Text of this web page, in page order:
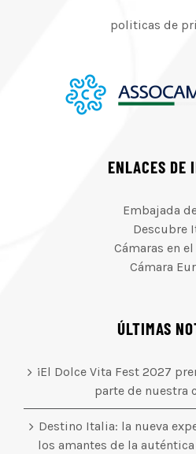
politicas de
ENLACES DE
Embajada
Descubre
Cámaras en
Cámara
ÚLTIMAS
¡El Dolce Vita Fest 2027
parte de nuestra
Destino Italia: la nueva
los amantes de la